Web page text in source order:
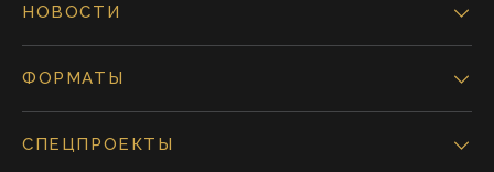
НОВОСТИ
ФОРМАТЫ
СПЕЦПРОЕКТЫ